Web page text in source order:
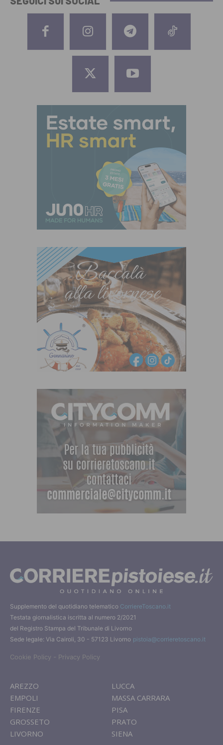
Supplemento del quotidiano telematico CorriereToscano.it
Testata giornalistica iscritta al numero 2/2021
del Registro Stampa del Tribunale di Livorno
Sede legale: Via Cairoli, 30 - 57123 Livorno pistoia@corrieretoscano.it
Cookie Policy - Privacy Policy
AREZZO
EMPOLI
FIRENZE
GROSSETO
LIVORNO
LUCCA
MASSA CARRARA
PISA
PRATO
SIENA